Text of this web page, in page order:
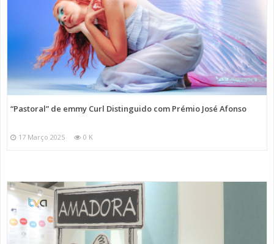
“Pastoral” de emmy Curl Distinguido com Prémio José Afonso
17 Março 2025 0 K